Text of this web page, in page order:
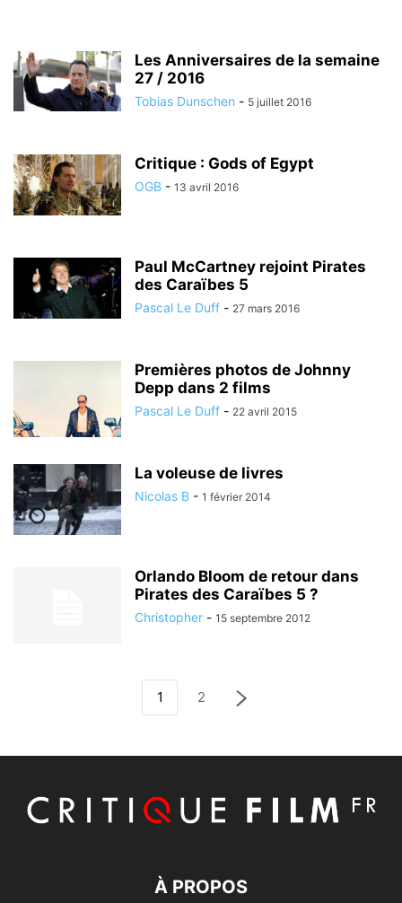
Les Anniversaires de la semaine
27 / 2016
Tobias Dunschen - 5 juillet 2016
Critique : Gods of Egypt
OGB - 13 avril 2016
Paul McCartney rejoint Pirates
des Caraïbes 5
Pascal Le Duff - 27 mars 2016
Premières photos de Johnny
Depp dans 2 films
Pascal Le Duff - 22 avril 2015
La voleuse de livres
Nicolas B - 1 février 2014
Orlando Bloom de retour dans
Pirates des Caraïbes 5 ?
Christopher - 15 septembre 2012
1 2
À PROPOS